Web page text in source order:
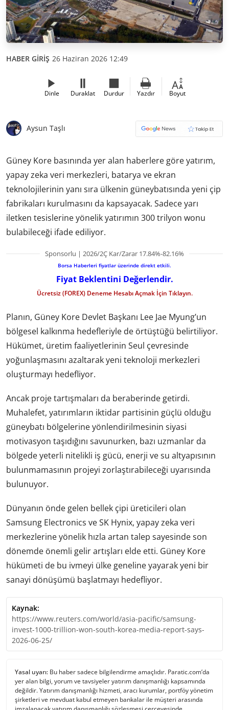
HABER GİRİŞ 26 Haziran 2026 12:49
Dinle Duraklat Durdur Yazdır Boyut
Aysun Taşlı
Güney Kore basınında yer alan haberlere göre yatırım,
yapay zeka veri merkezleri, batarya ve ekran
teknolojilerinin yanı sıra ülkenin güneybatısında yeni çip
fabrikaları kurulmasını da kapsayacak. Sadece yarı
iletken tesislerine yönelik yatırımın 300 trilyon wonu
bulabileceği ifade ediliyor.
Sponsorlu | 2026/2Ç Kar/Zarar 17.84%-82.16%
Borsa Haberleri fiyatlar üzerinde direkt etkili.
Fiyat Beklentini Değerlendir.
Ücretsiz (FOREX) Deneme Hesabı Açmak İçin Tıklayın.
Planın, Güney Kore Devlet Başkanı Lee Jae Myung’un
bölgesel kalkınma hedefleriyle de örtüştüğü belirtiliyor.
Hükümet, üretim faaliyetlerinin Seul çevresinde
yoğunlaşmasını azaltarak yeni teknoloji merkezleri
oluşturmayı hedefliyor.
Ancak proje tartışmaları da beraberinde getirdi.
Muhalefet, yatırımların iktidar partisinin güçlü olduğu
güneybatı bölgelerine yönlendirilmesinin siyasi
motivasyon taşıdığını savunurken, bazı uzmanlar da
bölgede yeterli nitelikli iş gücü, enerji ve su altyapısının
bulunmamasının projeyi zorlaştırabileceği uyarısında
bulunuyor.
Dünyanın önde gelen bellek çipi üreticileri olan
Samsung Electronics ve SK Hynix, yapay zeka veri
merkezlerine yönelik hızla artan talep sayesinde son
dönemde önemli gelir artışları elde etti. Güney Kore
hükümeti de bu ivmeyi ülke geneline yayarak yeni bir
sanayi dönüşümü başlatmayı hedefliyor.
Kaynak:
https://www.reuters.com/world/asia-pacific/samsung-
invest-1000-trillion-won-south-korea-media-report-says-
2026-06-25/
Yasal uyarı: Bu haber sadece bilgilendirme amaçlıdır. Paratic.com’da
yer alan bilgi, yorum ve tavsiyeler yatırım danışmanlığı kapsamında
değildir. Yatırım danışmanlığı hizmeti, aracı kurumlar, portföy yönetim
şirketleri ve mevduat kabul etmeyen bankalar ile müşteri arasında